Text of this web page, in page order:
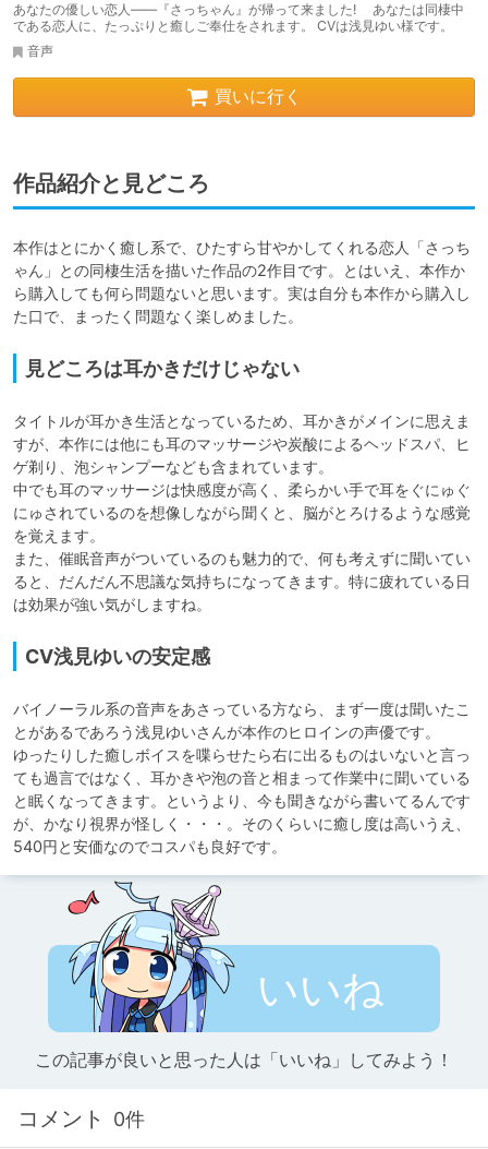
あなたの優しい恋人――『さっちゃん』が帰って来ました! あなたは同棲中
である恋人に、たっぷりと癒しご奉仕をされます。 CVは浅見ゆい様です。
音声
買いに行く
作品紹介と見どころ
本作はとにかく癒し系で、ひたすら甘やかしてくれる恋人「さっち
ゃん」との同棲生活を描いた作品の2作目です。とはいえ、本作か
ら購入しても何ら問題ないと思います。実は自分も本作から購入し
た口で、まったく問題なく楽しめました。
見どころは耳かきだけじゃない
タイトルが耳かき生活となっているため、耳かきがメインに思えま
すが、本作には他にも耳のマッサージや炭酸によるヘッドスパ、ヒ
ゲ剃り、泡シャンプーなども含まれています。
中でも耳のマッサージは快感度が高く、柔らかい手で耳をぐにゅぐ
にゅされているのを想像しながら聞くと、脳がとろけるような感覚
を覚えます。
また、催眠音声がついているのも魅力的で、何も考えずに聞いてい
ると、だんだん不思議な気持ちになってきます。特に疲れている日
は効果が強い気がしますね。
CV浅見ゆいの安定感
バイノーラル系の音声をあさっている方なら、まず一度は聞いたこ
とがあるであろう浅見ゆいさんが本作のヒロインの声優です。
ゆったりした癒しボイスを喋らせたら右に出るものはいないと言っ
ても過言ではなく、耳かきや泡の音と相まって作業中に聞いている
と眠くなってきます。というより、今も聞きながら書いてるんです
が、かなり視界が怪しく・・・。そのくらいに癒し度は高いうえ、
540円と安価なのでコスパも良好です。
いいね
この記事が良いと思った人は「いいね」してみよう！
コメント 0件